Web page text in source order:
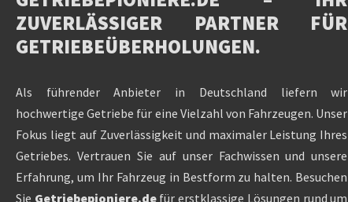
ZUVERLÄSSIGER PARTNER FÜR
GETRIEBEÜBERHOLUNGEN.
Als führender Anbieter in Deutschland liefern wir
hochwertige Getriebe für eine Vielzahl von Fahrzeugen. Unser
Fokus liegt auf Zuverlässigkeit und maximaler Leistung Ihres
Getriebes. Vertrauen Sie auf unser Fachwissen und unsere
Erfahrung, um Ihr Fahrzeug in Bestform zu halten. Besuchen
Sie Getriebepioniere.defür erstklassige Lösungen rund um